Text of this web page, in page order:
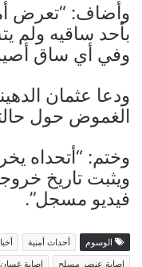
وأضاف: “تعرض
بأحد ساقيه ولم
وفي أي ساق
ودعا عثمان
الغموض حول
وختم: “أتحداه
ويثبت تاريخ
فيديو مسجل”.
الوسوم أحداث أمنية
إصابة عنصر مسلح
إصابة غسان